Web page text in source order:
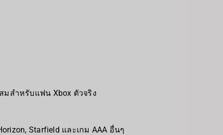
มสำหรับแฟน Xbox ตัวจริง
Starfield และเกม AAA อื่นๆ